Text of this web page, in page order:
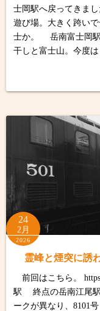
士岡駅へ戻ってきま
遊び場。大きく跨い
士か。 岳南富士岡駅
干しと富士山。今度
24
2月
2026
霊峰と煙突に誘
前回はこちら。
駅 終点の岳南江尾駅
ークが異なり、8101